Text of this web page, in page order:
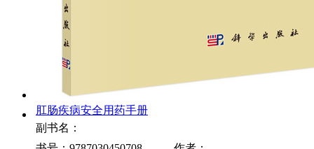
肛肠疾病安全用药手册
副书名：